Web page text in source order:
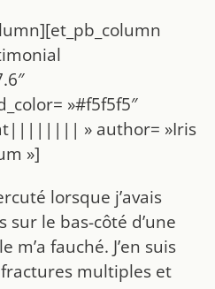
»#f5f5f5″
» author= »Iris
»]
lorsque j’avais
sur le bas-côté d’une
fauché. J’en suis
multiples et